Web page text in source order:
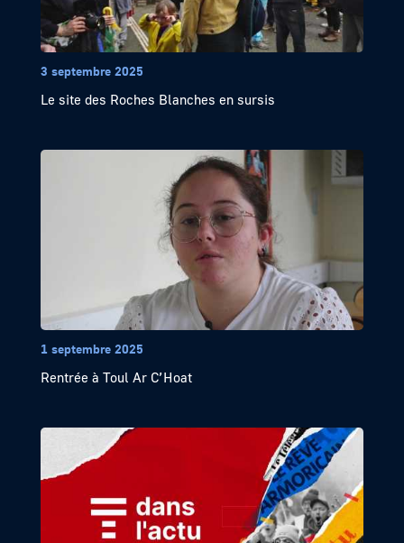
3 septembre 2025
Le site des Roches Blanches en sursis
1 septembre 2025
Rentrée à Toul Ar C’Hoat